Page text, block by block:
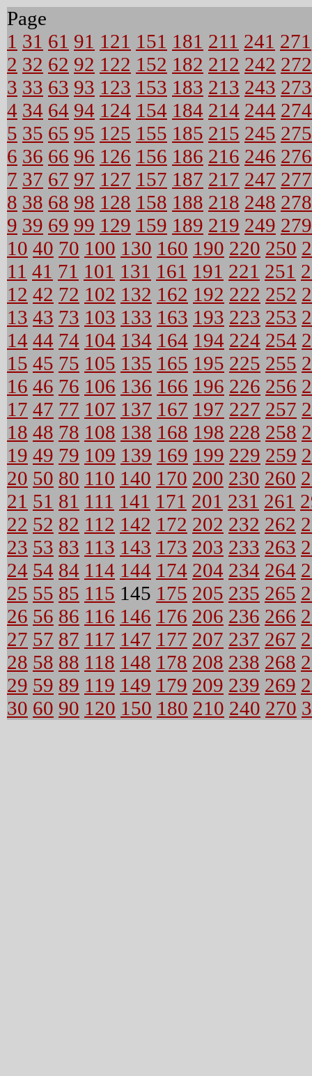
Page
1 31 61 91 121 151 181 211 241 271
2 32 62 92 122 152 182 212 242 272
3 33 63 93 123 153 183 213 243 273
4 34 64 94 124 154 184 214 244 274
5 35 65 95 125 155 185 215 245 275
6 36 66 96 126 156 186 216 246 276
7 37 67 97 127 157 187 217 247 277
8 38 68 98 128 158 188 218 248 278
9 39 69 99 129 159 189 219 249 279
10 40 70 100 130 160 190 220 250
11 41 71 101 131 161 191 221 251
12 42 72 102 132 162 192 222 252
13 43 73 103 133 163 193 223 253
14 44 74 104 134 164 194 224 254
15 45 75 105 135 165 195 225 255
16 46 76 106 136 166 196 226 256
17 47 77 107 137 167 197 227 257
18 48 78 108 138 168 198 228 258
19 49 79 109 139 169 199 229 259
20 50 80 110 140 170 200 230 260
21 51 81 111 141 171 201 231 261
22 52 82 112 142 172 202 232 262
23 53 83 113 143 173 203 233 263
24 54 84 114 144 174 204 234 264
25 55 85 115 145 175 205 235 265
26 56 86 116 146 176 206 236 266
27 57 87 117 147 177 207 237 267
28 58 88 118 148 178 208 238 268
29 59 89 119 149 179 209 239 269
30 60 90 120 150 180 210 240 270